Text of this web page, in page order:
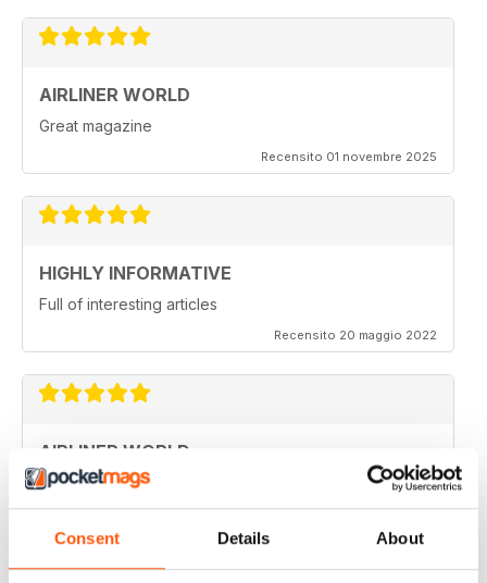
Consent Details About
AIRLINER WORLD
Great magazine
Recensito 01 novembre 2025
HIGHLY INFORMATIVE
Full of interesting articles
Recensito 20 maggio 2022
AIRLINER WORLD
very good worldwide coverage
Recensito 22 gennaio 2021